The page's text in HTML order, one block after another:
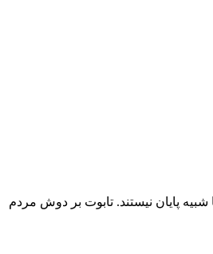
پایان نیستند. تابوت بر دوش مردم